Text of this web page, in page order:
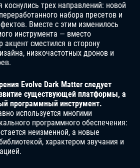
трех направлений: новой
набора пресетов и
Вместе с этим изменилось
инструмента — вместо
акцент сместился в сторону
низкочастотных дронов и
Evolve Dark Matter следует
существующей платформы, а
программный инструмент.
используется многими
программного обеспечения:
неизменной, а новые
характером звучания и